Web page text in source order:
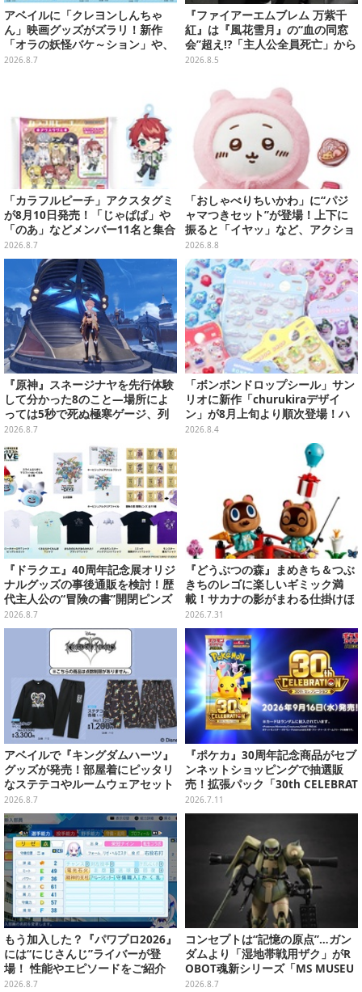
アベイルに「クレヨンしんちゃ
ん」映画グッズがズラリ！新作
「オラの妖怪バケ～ション」や、
「ヘンダーランド」「暗黒タマタ
2026.8.7
『ファイアーエムブレム 万紫千
紅』は『風花雪月』の“血の同窓
会”超え!?「主人公全員死亡」から
始まる物語は、様々なシリーズ作
2026.8.5
「カラフルピーチ」アクスタグミ
が8月10日発売！「じゃぱぱ」や
「のあ」などメンバー11名と集合
デザイン全15種、ボールチェーン
付きでアクセサリーにも
2026.8.7
「おしゃべりちいかわ」に“パジ
ャマつきセット”が登場！上下に
振ると「イヤッ」など、アクショ
ンに応じて喋ってくれる
2026.8.8
『原神』スネージナヤを先行体験
して分かった8のこと―場所によ
っては5秒で死ぬ極寒ゲージ、列
車は“ダイナミック途中下車”可能
など自由度高め
2026.8.7
「ボンボンドロップシール」サン
リオに新作「churukiraデザイ
ン」が8月上旬より順次登場！ハ
ローキティ、はぴだんぶいなど全
2026.8.4
『ドラクエ』40周年記念展オリジ
ナルグッズの事後通販を検討！歴
代主人公の“冒険の書”開閉ピンズ
をはじめ、ユニークなＴシャツや
雑貨など
2026.8.7
『どうぶつの森』まめきち＆つぶ
きちのレゴに楽しいギミック満
載！サカナの影がまわる仕掛けほ
か、つりざおやプレゼントふうせ
んなど付属パーツも
2026.7.31
アベイルで『キングダムハーツ』
グッズが発売！部屋着にピッタリ
なステテコやルームウェアセット
2026.8.7
『ポケカ』30周年記念商品がセブ
ンネットショッピングで抽選販
売！拡張パック「30th CELEBRAT
ION」と「エーフィ・ブラッキー
セット」が対象
2026.7.11
もう加入した？『パワプロ2026』
には“にじさんじ”ライバーが登
場！ 性能やエピソードをご紹介
2026.8.7
コンセプトは“記憶の原点”…ガン
ダムより「湿地帯戦用ザク」がR
OBOT魂新シリーズ「MS MUSEU
M」で商品化！博物館イメージの
2026.8.7